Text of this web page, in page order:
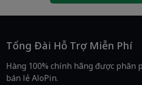
– Chuyên pin chính hãng,
vụ tận tâm
TP.HCM (Địa chỉ cũ: Phường
Bình Tân)
📞Hotline/Zalo: 0969 800 801
🌐Website: www.alopin.vn
Tổng Đài Hỗ Trợ Miễn Phí
Hàng 100% chính hãng được phân
bán lẻ AloPin.